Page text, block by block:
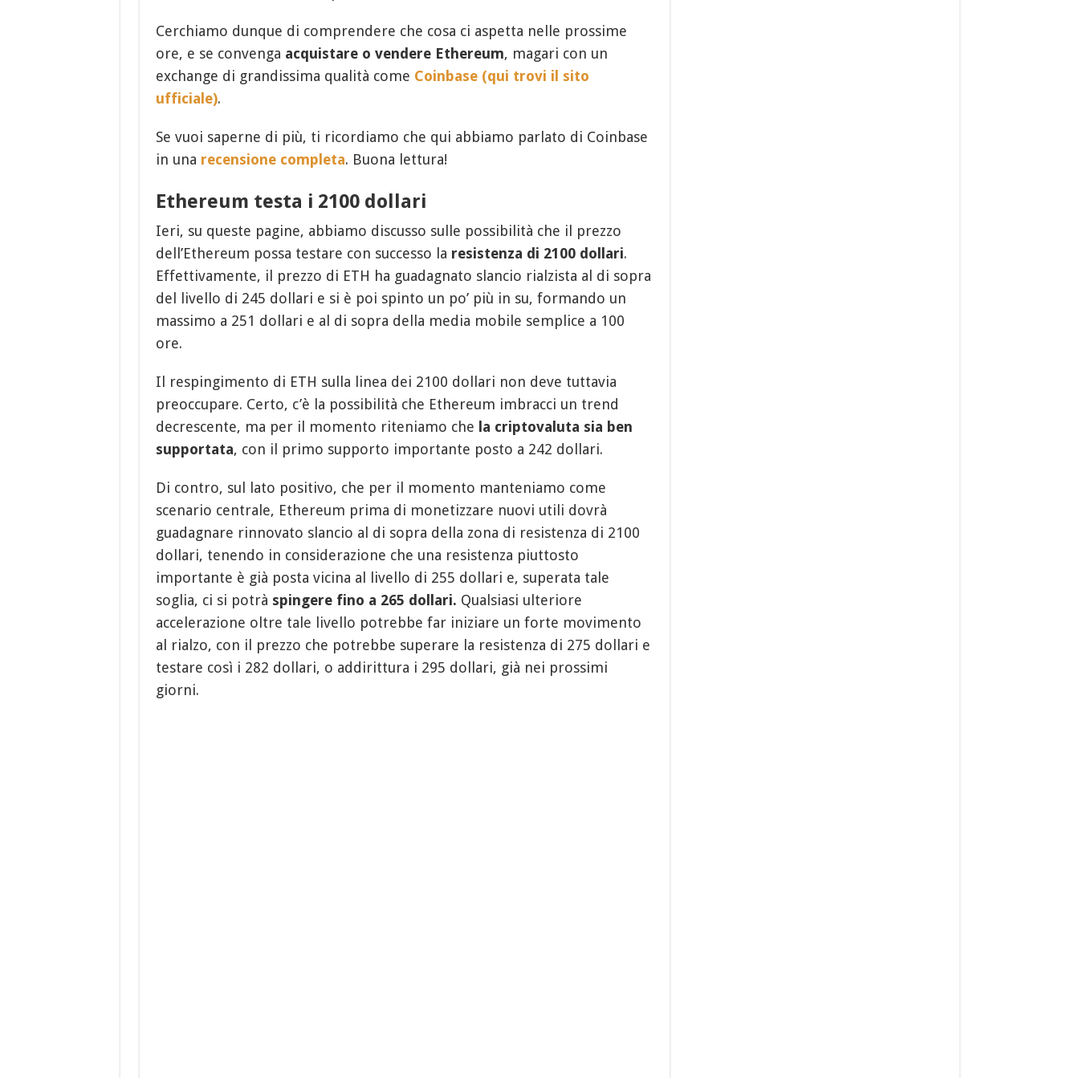
Cerchiamo dunque di comprendere che cosa ci aspetta nelle prossime
ore, e se convenga acquistare o vendere Ethereum, magari con un
exchange di grandissima qualità come Coinbase (qui trovi il sito
ufficiale).
Se vuoi saperne di più, ti ricordiamo che qui abbiamo parlato di Coinbase
in una recensione completa. Buona lettura!
Ethereum testa i 2100 dollari
Ieri, su queste pagine, abbiamo discusso sulle possibilità che il prezzo
dell’Ethereum possa testare con successo la resistenza di 2100 dollari.
Effettivamente, il prezzo di ETH ha guadagnato slancio rialzista al di sopra
del livello di 245 dollari e si è poi spinto un po’ più in su, formando un
massimo a 251 dollari e al di sopra della media mobile semplice a 100
ore.
Il respingimento di ETH sulla linea dei 2100 dollari non deve tuttavia
preoccupare. Certo, c’è la possibilità che Ethereum imbracci un trend
decrescente, ma per il momento riteniamo che la criptovaluta sia ben
supportata, con il primo supporto importante posto a 242 dollari.
Di contro, sul lato positivo, che per il momento manteniamo come
scenario centrale, Ethereum prima di monetizzare nuovi utili dovrà
guadagnare rinnovato slancio al di sopra della zona di resistenza di 2100
dollari, tenendo in considerazione che una resistenza piuttosto
importante è già posta vicina al livello di 255 dollari e, superata tale
soglia, ci si potrà spingere fino a 265 dollari. Qualsiasi ulteriore
accelerazione oltre tale livello potrebbe far iniziare un forte movimento
al rialzo, con il prezzo che potrebbe superare la resistenza di 275 dollari e
testare così i 282 dollari, o addirittura i 295 dollari, già nei prossimi
giorni.